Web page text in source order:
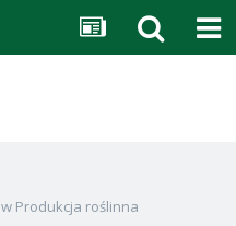
w Produkcja roślinna